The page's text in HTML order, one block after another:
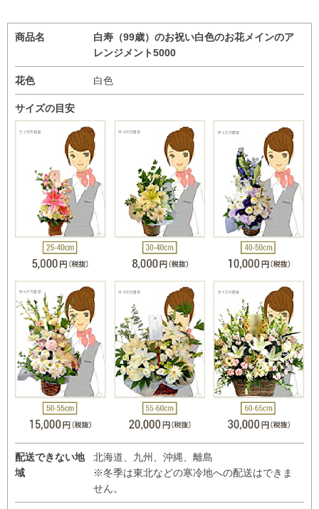
商品名
白寿（99歳）のお祝い白色のお花メインのア
レンジメント5000
花色 白色
サイズの目安
配送できない地
域
北海道、九州、沖縄、離島
※冬季は東北などの寒冷地への配送はできま
せん。